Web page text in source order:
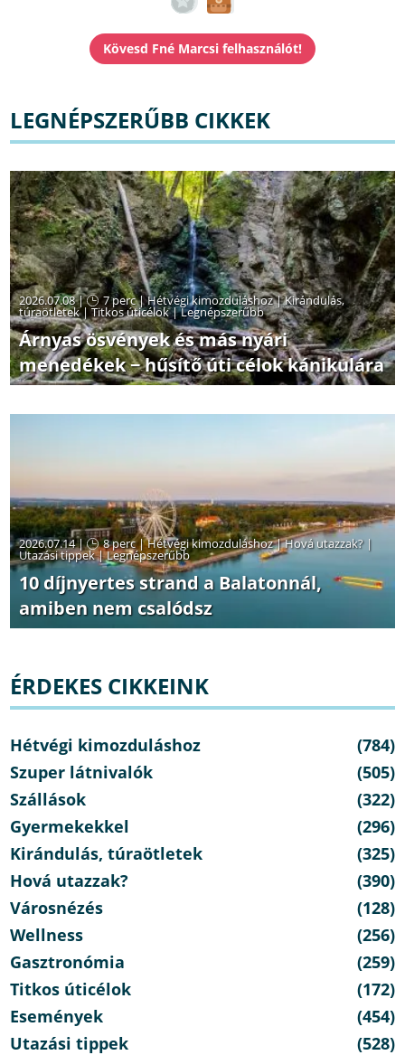
LEGNÉPSZERŰBB CIKKEK
2026.07.08 | 7 perc|Hétvégi kimozduláshoz|Kirándulás,
túraötletek|Titkos úticélok|Legnépszerűbb
Árnyas ösvények és más nyári
menedékek − hűsítő úti célok kánikulára
2026.07.14 | 8 perc|Hétvégi kimozduláshoz|Hová utazzak? |
Utazási tippek|Legnépszerűbb
10 díjnyertes strand a Balatonnál,
amiben nem csalódsz
ÉRDEKES CIKKEINK
Hétvégi kimozduláshoz
(784)
Szuper látnivalók
(505)
Szállások
(322)
Gyermekekkel
(296)
Kirándulás, túraötletek
(325)
Hová utazzak?
(390)
Városnézés
(128)
Wellness
(256)
Gasztronómia
(259)
Titkos úticélok
(172)
Események
(454)
Utazási tippek
(528)